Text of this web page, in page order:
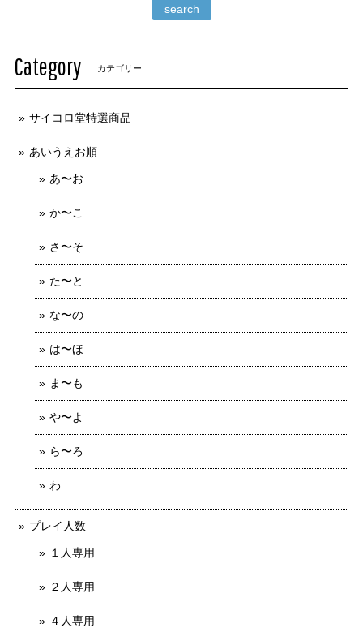
search
Category カテゴリー
サイコロ堂特選商品
あいうえお順
あ〜お
か〜こ
さ〜そ
た〜と
な〜の
は〜ほ
ま〜も
や〜よ
ら〜ろ
わ
プレイ人数
１人専用
２人専用
４人専用